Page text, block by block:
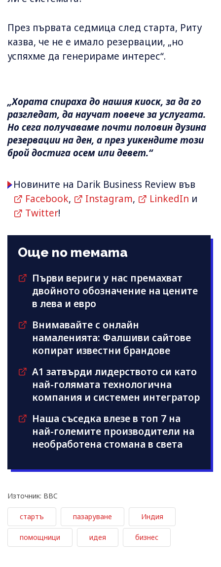
През първата седмица след старта, Риту
казва, че не е имало резервации, „но
успяхме да генерираме интерес“.
„Хората спираха до нашия киоск, за да го
разгледат, да научат повече за услугата.
Но сега получаваме почти половин дузина
резервации на ден, а през уикендите този
брой достига осем или девет.“
Новините на Darik Business Review във
Facebook, Instagram, LinkedIn и
Twitter!
Още по темата
Първи вериги у нас премахват
двойното обозначение на цените
в лева и евро
Внимавайте с онлайн
намаленията: Фалшиви сайтове
копират известни брандове
А1 затвърди лидерството си като
най-голямата технологична
компания и системен интегратор
Наша съседка влезе в топ 7 на
най-големите производители на
необработена стомана в света
Източник: BBC
стартъ пазаруване Индия
помощници идея бизнес